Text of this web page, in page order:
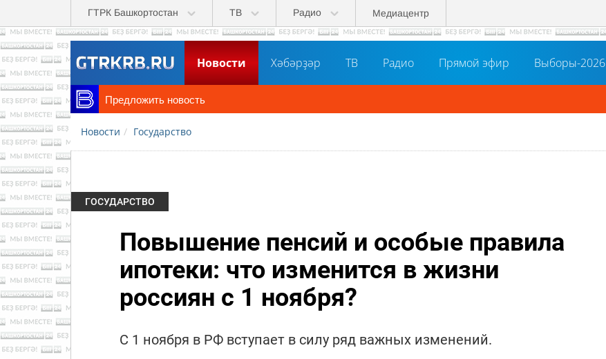
Перейти к основному содержанию
ГТРК Башкортостан ТВ Радио Медиацентр
Новости Хәбәрҙәр ТВ Радио Прямой эфир Выборы-2026
Предложить новость
Новости Государство
ГОСУДАРСТВО
Повышение пенсий и особые правила
ипотеки: что изменится в жизни
россиян с 1 ноября?
C 1 ноября в РФ вступает в силу ряд важных изменений.